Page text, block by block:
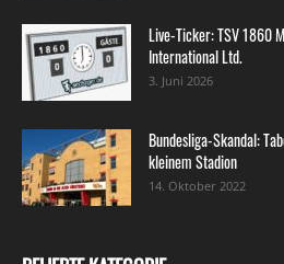
Live-Ticker: TSV 1860
International Ltd.
3. Juni 2026
Bundesliga-Skandal:
kleinem Stadion
14. Oktober 2022